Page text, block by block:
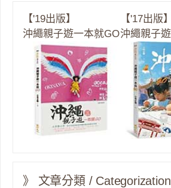
【'19出版】
沖繩親子遊一本就GO
【'17出版】
沖繩親子
》 文章分類 / Categorization